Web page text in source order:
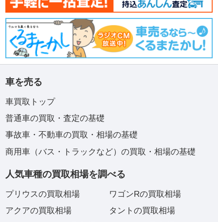
車を売る
車買取トップ
普通車の買取・査定の基礎
事故車・不動車の買取・相場の基礎
商用車（バス・トラックなど）の買取・相場の基礎
人気車種の買取相場を調べる
プリウスの買取相場
アクアの買取相場
ワゴンRの買取相場
タントの買取相場